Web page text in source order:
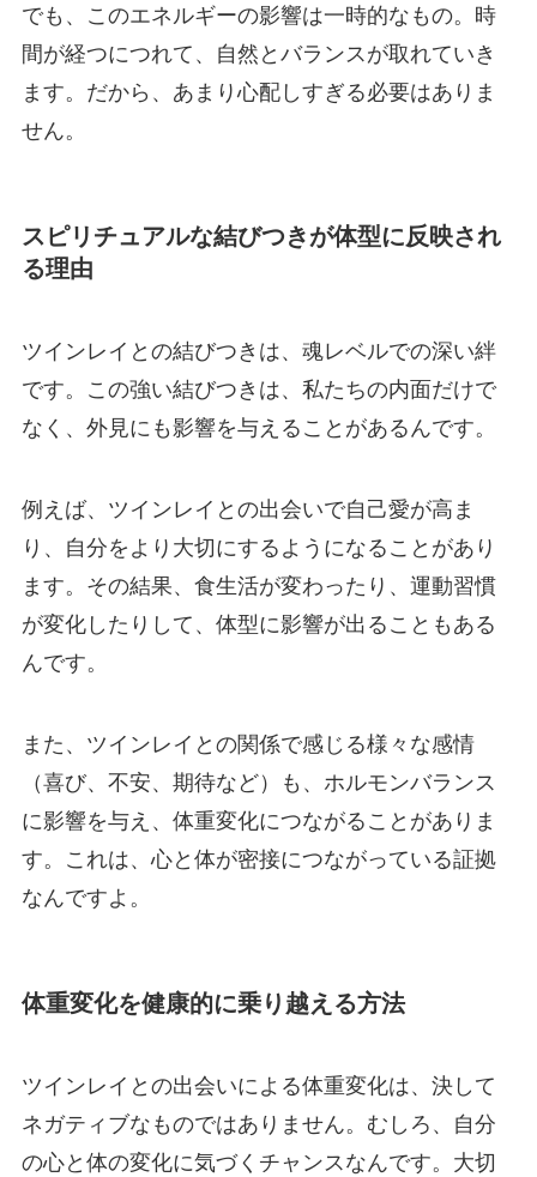
でも、このエネルギーの影響は一時的なもの。時
間が経つにつれて、自然とバランスが取れていき
ます。だから、あまり心配しすぎる必要はありま
せん。
スピリチュアルな結びつきが体型に反映され
る理由
ツインレイとの結びつきは、魂レベルでの深い絆
です。この強い結びつきは、私たちの内面だけで
なく、外見にも影響を与えることがあるんです。
例えば、ツインレイとの出会いで自己愛が高ま
り、自分をより大切にするようになることがあり
ます。その結果、食生活が変わったり、運動習慣
が変化したりして、体型に影響が出ることもある
んです。
また、ツインレイとの関係で感じる様々な感情
（喜び、不安、期待など）も、ホルモンバランス
に影響を与え、体重変化につながることがありま
す。これは、心と体が密接につながっている証拠
なんですよ。
体重変化を健康的に乗り越える方法
ツインレイとの出会いによる体重変化は、決して
ネガティブなものではありません。むしろ、自分
の心と体の変化に気づくチャンスなんです。大切